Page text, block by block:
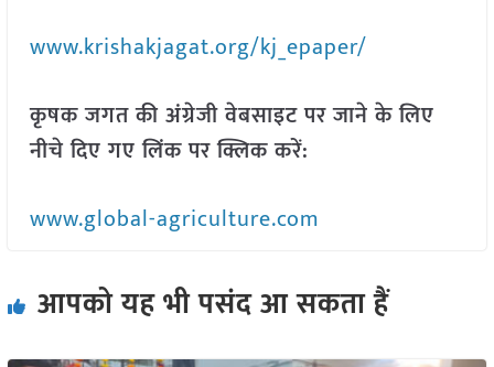
www.krishakjagat.org/kj_epaper/
कृषक जगत की अंग्रेजी वेबसाइट पर जाने के लिए
नीचे दिए गए लिंक पर क्लिक करें:
www.global-agriculture.com
आपको यह भी पसंद आ सकता हैं